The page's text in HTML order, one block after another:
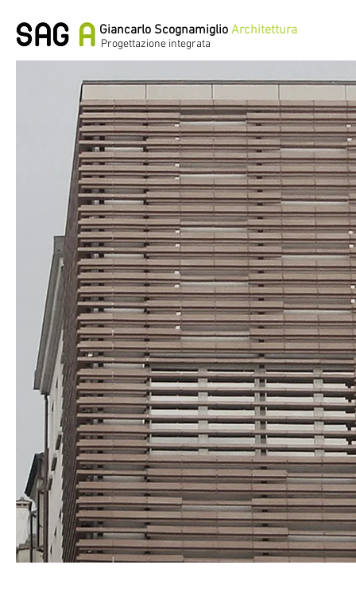
Giancarlo ScognamiglioArchitettura
Progettazione integrata